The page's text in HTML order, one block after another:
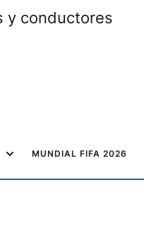
y conductores
MUNDIAL FIFA 2026